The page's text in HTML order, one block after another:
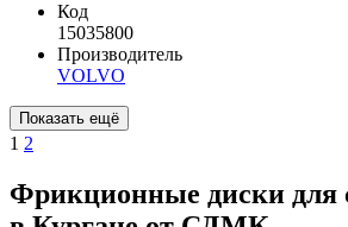
Код
15035800
Производитель
VOLVO
1 2
Фрикционные диски для